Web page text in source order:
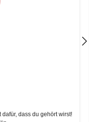
dass du gehört wirst!